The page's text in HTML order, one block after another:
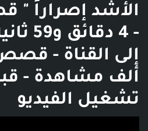
الأشد إصراراً "
- 4
ألف مشاهدة -
تشغيل الفيديو